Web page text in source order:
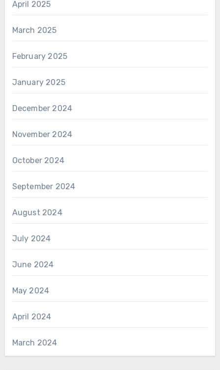
April 2025
March 2025
February 2025
January 2025
December 2024
November 2024
October 2024
September 2024
August 2024
July 2024
June 2024
May 2024
April 2024
March 2024